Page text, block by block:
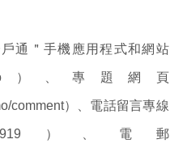
通＂手機應用程式和網站
）、專題網頁
comment）、電話留言專線
9919）、電郵